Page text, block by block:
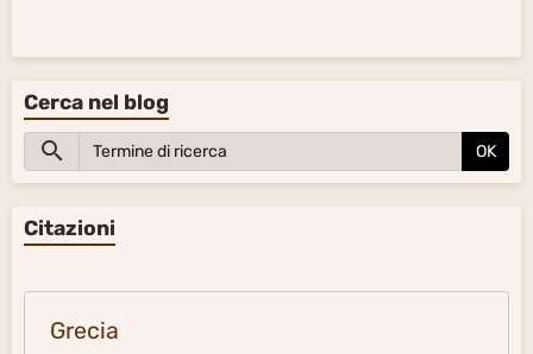
Cerca nel blog
OK
Citazioni
Grecia